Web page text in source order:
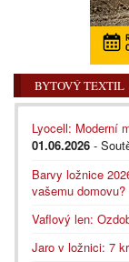
BYTOVÝ TEXTIL
Lyocell: Moderní
01.06.2026 -
Barvy ložnice
vašemu domovu?
Vaflový len:
Jaro v ložnici: 7